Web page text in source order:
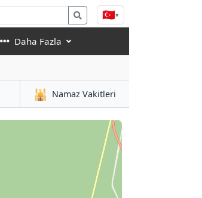
🇹🇷▾
Daha Fazla
🕌 Namaz Vakitleri